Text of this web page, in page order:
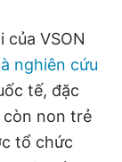
VSON
nghiên cứu
tế, đặc
non trẻ
tổ chức